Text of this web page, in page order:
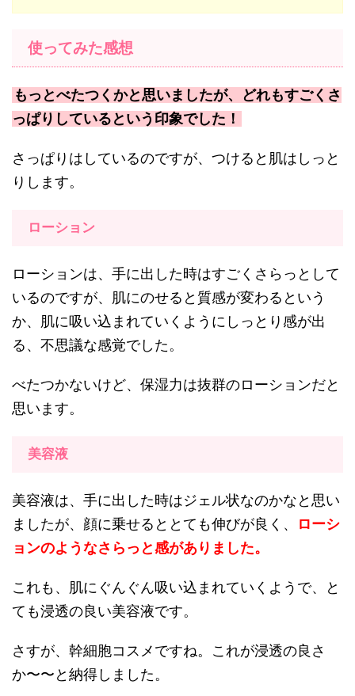
使ってみた感想
もっとべたつくかと思いましたが、どれもすごくさ
っぱりしているという印象でした！
さっぱりはしているのですが、つけると肌はしっと
りします。
ローション
ローションは、手に出した時はすごくさらっとして
いるのですが、肌にのせると質感が変わるという
か、肌に吸い込まれていくようにしっとり感が出
る、不思議な感覚でした。
べたつかないけど、保湿力は抜群のローションだと
思います。
美容液
美容液は、手に出した時はジェル状なのかなと思い
ましたが、顔に乗せるととても伸びが良く、
ローシ
ョンのようなさらっと感がありました。
これも、肌にぐんぐん吸い込まれていくようで、と
ても浸透の良い美容液です。
さすが、幹細胞コスメですね。これが浸透の良さ
か〜〜と納得しました。